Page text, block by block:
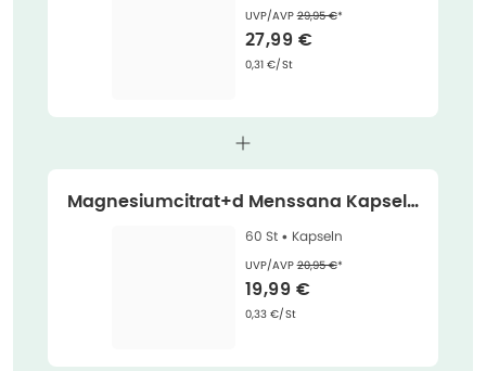
UVP/AVPEhemaliger Preis (U V P)
29,95 €*
Verkaufspreis
27,99 €
Grundpreis
0,31 €/St
Magnesiumcitrat+d Menssana Kapseln
60 St60 St • Kapseln
UVP/AVPEhemaliger Preis (U V P)
20,95 €*
Verkaufspreis
19,99 €
Grundpreis
0,33 €/St